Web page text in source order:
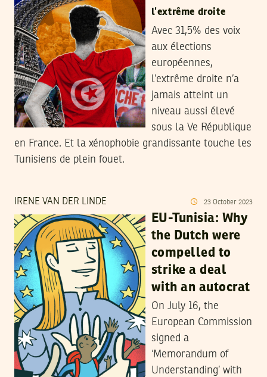
l’extrême droite
Avec 31,5% des voix
aux élections
européennes,
l’extrême droite n’a
jamais atteint un
niveau aussi élevé
sous la Ve République
en France. Et la xénophobie grandissante touche les
Tunisiens de plein fouet.
IRENE VAN DER LINDE 23 October 2023
EU-Tunisia: Why
the Dutch were
compelled to
strike a deal
with an autocrat
On July 16, the
European Commission
signed a
‘Memorandum of
Understanding’ with